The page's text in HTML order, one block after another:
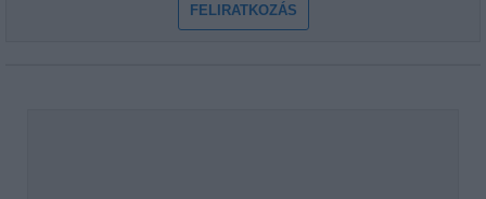
FELIRATKOZÁS